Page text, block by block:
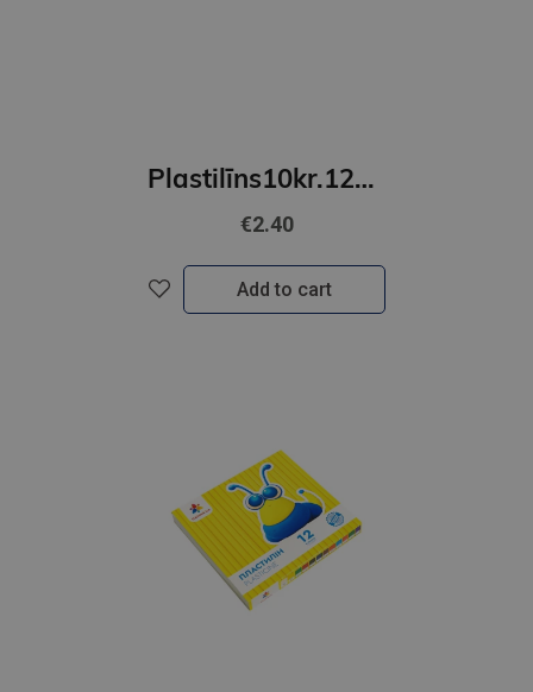
Plastilīns10kr.12gr.GAMMA'UA
€2.40
Add to cart